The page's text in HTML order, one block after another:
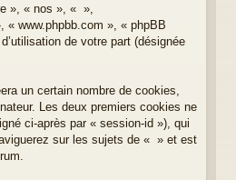
», « nos », « »,
« www.phpbb.com », « phpBB
de votre part (désignée
un certain nombre de cookies,
Les deux premiers cookies ne
ci-après par « session-id »), qui
sur les sujets de « » et est